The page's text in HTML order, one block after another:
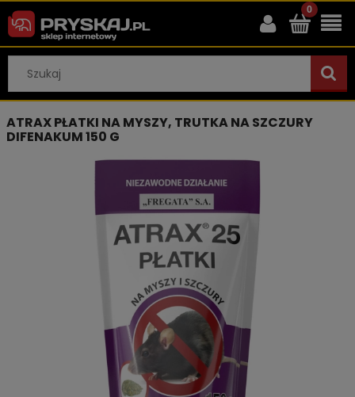
ATRAX PŁATKI NA MYSZY, TRUTKA NA SZCZURY
DIFENAKUM 150 G